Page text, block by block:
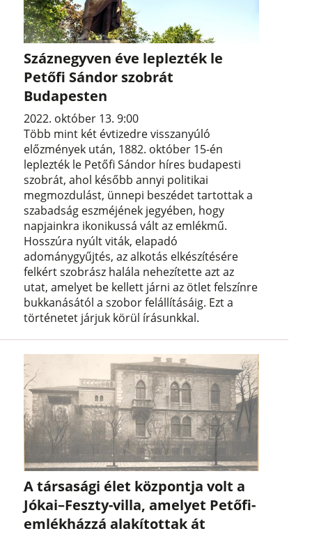
Száznegyven éve leplezték le
Petőfi Sándor szobrát
Budapesten
2022. október 13. 9:00
Több mint két évtizedre visszanyúló
előzmények után, 1882. október 15-én
leplezték le Petőfi Sándor híres budapesti
szobrát, ahol később annyi politikai
megmozdulást, ünnepi beszédet tartottak a
szabadság eszméjének jegyében, hogy
napjainkra ikonikussá vált az emlékmű.
Hosszúra nyúlt viták, elapadó
adománygyűjtés, az alkotás elkészítésére
felkért szobrász halála nehezítette azt az
utat, amelyet be kellett járni az ötlet felszínre
bukkanásától a szobor felállításáig. Ezt a
történetet járjuk körül írásunkkal.
A társasági élet központja volt a
Jókai–Feszty-villa, amelyet Petőfi-
emlékházzá alakítottak át